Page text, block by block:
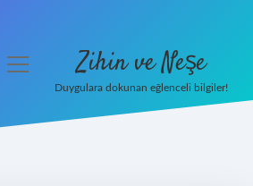
menüyü
Zihin ve Neşe
Duygulara dokunan eğlenceli bilgiler!